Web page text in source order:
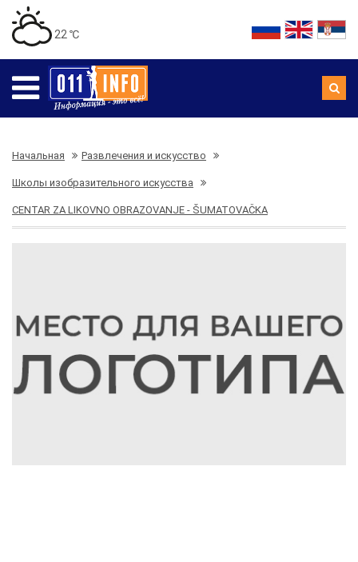
22 ℃
Начальная Развлечения и искусство
Школы изобразительного искусства
CENTAR ZA LIKOVNO OBRAZOVANJE - ŠUMATOVAČKA